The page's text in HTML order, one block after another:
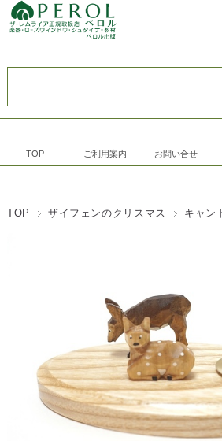
TOP ご利用案内 お問い合せ
TOP ザイフェンのクリスマス キャン